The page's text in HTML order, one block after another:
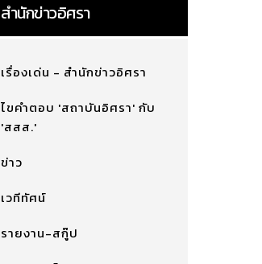
สำนักข่าวอิศรา
เรื่องเด่น - สำนักข่าวอิศรา
ไขคำตอบ 'สถาบันอิศรา' กับ
'สสส.'
ข่าว
เวทีทัศน์
รายงาน-สกู๊ป